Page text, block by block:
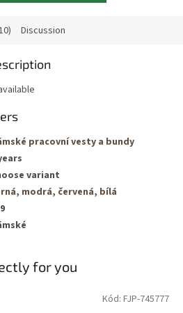
Discussion
pracovní vesty a bundy
variant
, modrá, červená, bílá
for you
Kód: FJP-745777